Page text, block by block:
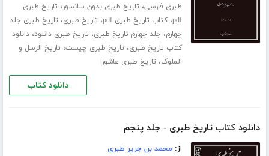
طبری فارسی، تاریخ طبری بدون سانسور، تاریخ طبری
pdf،کتاب تاریخ طبری pdf ، تاریخ طبری، تاریخ طبری جلد
چهارم، جلد چهارم تاریخ طبری، تاریخ طبری دانلود،دانلود
کتاب تاریخ طبری، تاریخ طبری چیست، تاریخ الرسل و
الملوک، تاریخ طبری عاشورا
دانلود کتاب
دانلود کتاب تاریخ طبری - جلد پنجم
از: محمد بن جریر طبری